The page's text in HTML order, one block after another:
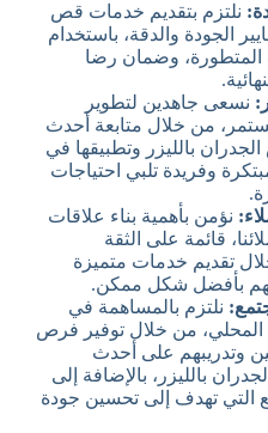
نلتزم بتقديم خدمات قص
الجودة والدقة، باستخدام
المتطورة، وضمان رضا
نسعى جاهدين لتطوير
من خلال متابعة أحدث
بالليزر وتطبيقها في
وفريدة تلبي احتياجات
نؤمن بأهمية بناء علاقات
قائمة على الثقة
تقديم خدمات متميزة
بأفضل شكل ممكن.
نلتزم بالمساهمة في
المحلي، من خلال توفير فرص
وتدريبهم على أحدث
بالليزر، بالإضافة إلى
التي تهدف إلى تحسين جودة